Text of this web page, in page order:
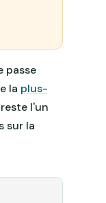
passe
la plus-
l'un
sur la